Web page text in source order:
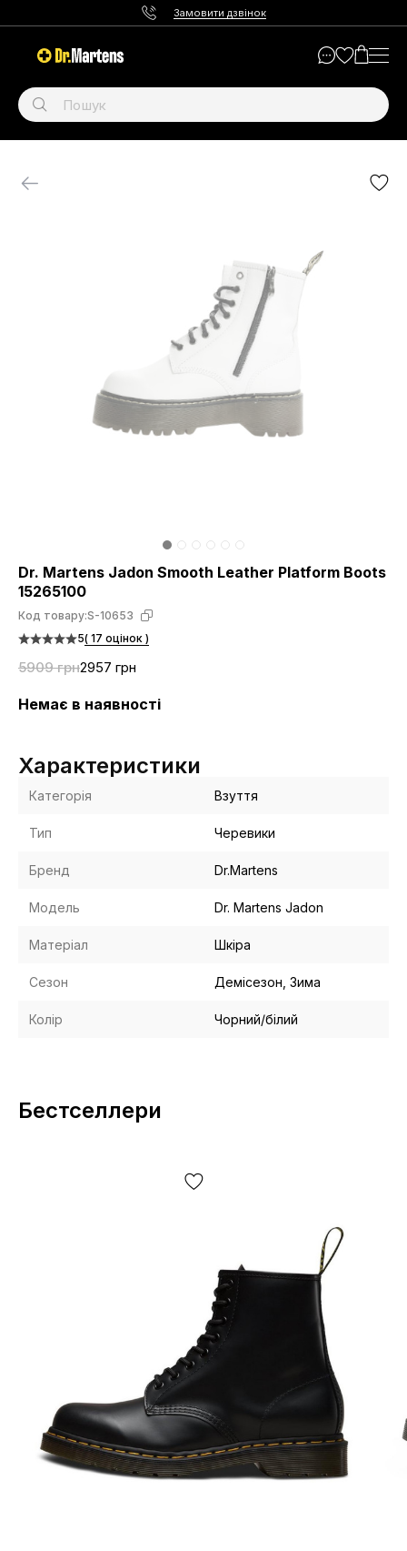
Замовити дзвінок
Dr. Martens Jadon Smooth Leather Platform Boots
15265100
Код товару:S-10653
5( 17 оцінок )
5909 грн2957 грн
Немає в наявності
Характеристики
Категорія Взуття
Тип Черевики
Бренд Dr.Martens
Модель Dr. Martens Jadon
Матеріал Шкіра
Сезон Демісезон, Зима
Колір Чорний/білий
Бестселлери